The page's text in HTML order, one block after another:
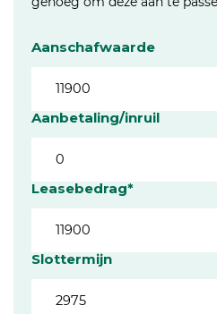
Aanschafwaarde
Aanbetaling/inruil
Leasebedrag*
Slottermijn